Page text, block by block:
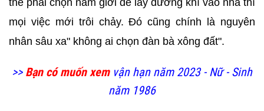
thế phải chọn nam giới để lấy dương khí vào nhà thì
mọi việc mới trôi chảy. Đó cũng chính là nguyên
nhân sâu xa" không ai chọn đàn bà xông đất".
>> Bạn có muốn xemvận hạn năm 2023 - Nữ - Sinh
năm 1986